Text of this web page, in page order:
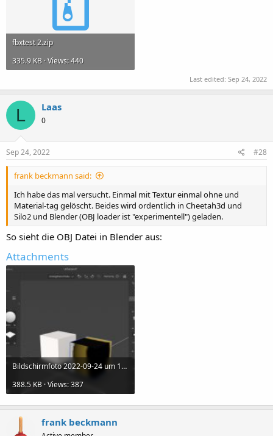
fbxtest 2.zip
335.9 KB · Views: 440
Last edited: Sep 24, 2022
L Laas
0
Sep 24, 2022 #28
frank beckmann said:
Ich habe das mal versucht. Einmal mit Textur einmal ohne und
Material-tag gelöscht. Beides wird ordentlich in Cheetah3d und
Silo2 und Blender (OBJ loader ist "experimentell") geladen.
So sieht die OBJ Datei in Blender aus:
Attachments
Bildschirmfoto 2022-09-24 um 12.59.03.jpg
388.5 KB · Views: 387
frank beckmann